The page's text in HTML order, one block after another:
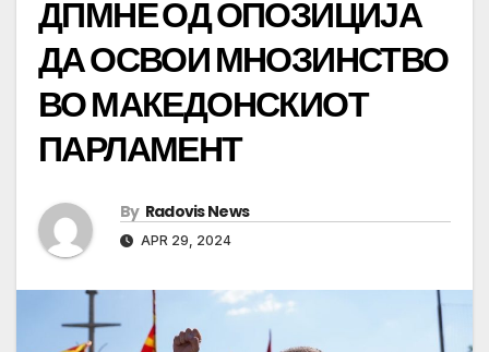
ДПМНЕ ОД ОПОЗИЦИЈА
ДА ОСВОИ МНОЗИНСТВО
ВО МАКЕДОНСКИОТ
ПАРЛАМЕНТ
By Radovis News
APR 29, 2024